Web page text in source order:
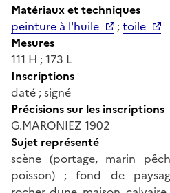
Matériaux et techniques
peinture à l'huile
;toile
Mesures
111 H ; 173 L
Inscriptions
daté ; signé
Précisions sur les inscriptions
G.MARONIEZ 1902
Sujet représenté
scène (portage, marin
poisson) ; fond de